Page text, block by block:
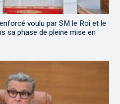
voulu par SM le Roi et le
sa phase de pleine mise en